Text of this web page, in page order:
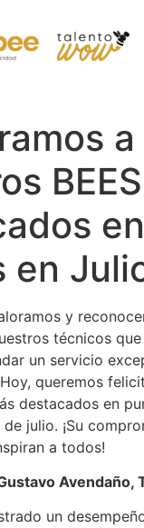
a
en
en
y
técnicos
un servicio
queremos
destacados en
julio. ¡Su
a todos!
Avendaño,
un